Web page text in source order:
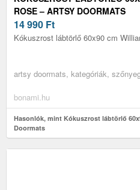
ROSE – ARTSY DOORMATS
14 990 Ft
Kókuszrost lábtörlő 60x90 cm
artsy doormats, kategóriák,
bonami.hu
Hasonlók, mint Kókuszrost lábtörlő
Doormats